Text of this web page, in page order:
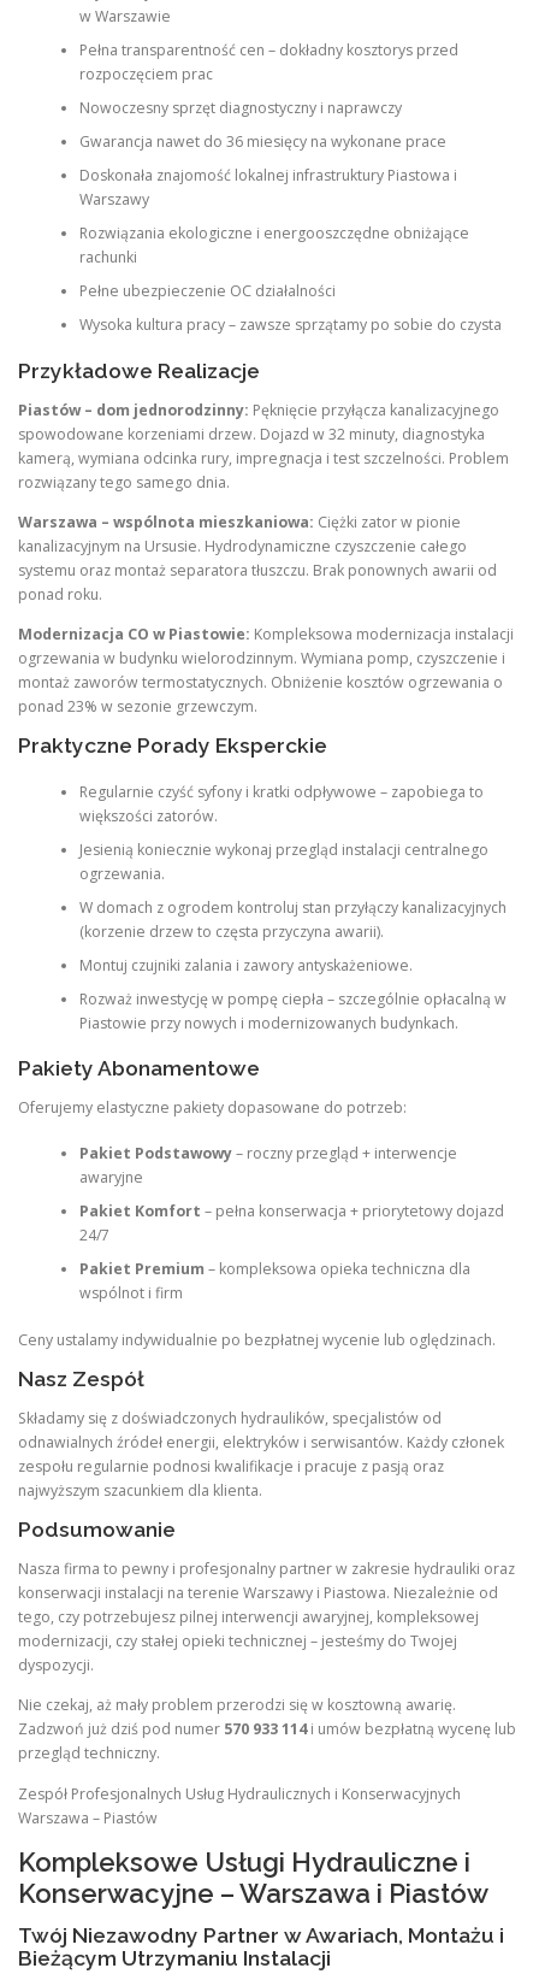
w Warszawie
Pełna transparentność cen – dokładny kosztorys przed
rozpoczęciem prac
Nowoczesny sprzęt diagnostyczny i naprawczy
Gwarancja nawet do 36 miesięcy na wykonane prace
Doskonała znajomość lokalnej infrastruktury Piastowa i
Warszawy
Rozwiązania ekologiczne i energooszczędne obniżające
rachunki
Pełne ubezpieczenie OC działalności
Wysoka kultura pracy – zawsze sprzątamy po sobie do czysta
Przykładowe Realizacje
Piastów – dom jednorodzinny: Pęknięcie przyłącza kanalizacyjnego
spowodowane korzeniami drzew. Dojazd w 32 minuty, diagnostyka
kamerą, wymiana odcinka rury, impregnacja i test szczelności. Problem
rozwiązany tego samego dnia.
Warszawa – wspólnota mieszkaniowa: Ciężki zator w pionie
kanalizacyjnym na Ursusie. Hydrodynamiczne czyszczenie całego
systemu oraz montaż separatora tłuszczu. Brak ponownych awarii od
ponad roku.
Modernizacja CO w Piastowie: Kompleksowa modernizacja instalacji
ogrzewania w budynku wielorodzinnym. Wymiana pomp, czyszczenie i
montaż zaworów termostatycznych. Obniżenie kosztów ogrzewania o
ponad 23% w sezonie grzewczym.
Praktyczne Porady Eksperckie
Regularnie czyść syfony i kratki odpływowe – zapobiega to
większości zatorów.
Jesienią koniecznie wykonaj przegląd instalacji centralnego
ogrzewania.
W domach z ogrodem kontroluj stan przyłączy kanalizacyjnych
(korzenie drzew to częsta przyczyna awarii).
Montuj czujniki zalania i zawory antyskażeniowe.
Rozważ inwestycję w pompę ciepła – szczególnie opłacalną w
Piastowie przy nowych i modernizowanych budynkach.
Pakiety Abonamentowe
Oferujemy elastyczne pakiety dopasowane do potrzeb:
Pakiet Podstawowy– roczny przegląd + interwencje
awaryjne
Pakiet Komfort – pełna konserwacja + priorytetowy dojazd
24/7
Pakiet Premium – kompleksowa opieka techniczna dla
wspólnot i firm
Ceny ustalamy indywidualnie po bezpłatnej wycenie lub oględzinach.
Nasz Zespół
Składamy się z doświadczonych hydraulików, specjalistów od
odnawialnych źródeł energii, elektryków i serwisantów. Każdy członek
zespołu regularnie podnosi kwalifikacje i pracuje z pasją oraz
najwyższym szacunkiem dla klienta.
Podsumowanie
Nasza firma to pewny i profesjonalny partner w zakresie hydrauliki oraz
konserwacji instalacji na terenie Warszawy i Piastowa. Niezależnie od
tego, czy potrzebujesz pilnej interwencji awaryjnej, kompleksowej
modernizacji, czy stałej opieki technicznej – jesteśmy do Twojej
dyspozycji.
Nie czekaj, aż mały problem przerodzi się w kosztowną awarię.
Zadzwoń już dziś pod numer 570 933 114i umów bezpłatną wycenę lub
przegląd techniczny.
Zespół Profesjonalnych Usług Hydraulicznych i Konserwacyjnych
Warszawa – Piastów
Kompleksowe Usługi Hydrauliczne i
Konserwacyjne – Warszawa i Piastów
Twój Niezawodny Partner w Awariach, Montażu i
Bieżącym Utrzymaniu Instalacji